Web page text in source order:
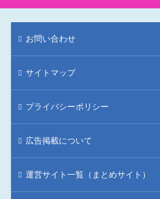
お問い合わせ
サイトマップ
プライバシーポリシー
広告掲載について
運営サイト一覧（まとめサイト）